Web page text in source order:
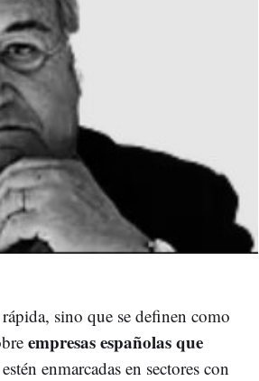
sino que se definen como
empresas españolas que
enmarcadas en sectores con